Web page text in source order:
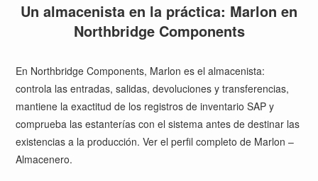
Un almacenista en la práctica: Marlon en
Northbridge Components
En Northbridge Components, Marlon es el almacenista:
controla las entradas, salidas, devoluciones y transferencias,
mantiene la exactitud de los registros de inventario SAP y
comprueba las estanterías con el sistema antes de destinar las
existencias a la producción. Ver el perfil completo de Marlon –
Almacenero.